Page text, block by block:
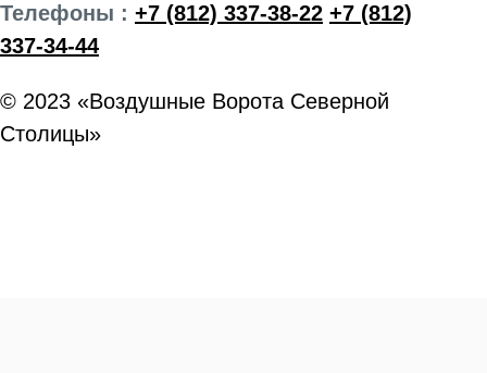
Телефоны : +7 (812) 337-38-22 +7 (812)
337-34-44
© 2023 «Воздушные Ворота Северной
Столицы»